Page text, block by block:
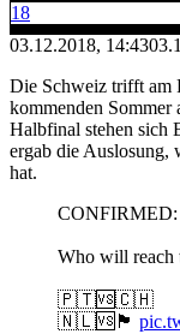
18
03.12.2018, 14:43
Die Schweiz trifft am
kommenden
Halbfinal stehen sich
ergab die Auslosung,
hat.
CONFIRMED:
Who will reach
🇵🇹🆚🇨🇭
🇳🇱🆚🏴󠁧󠁢󠁥󠁮󠁧󠁿